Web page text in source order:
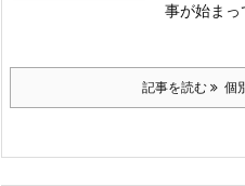
事が始まっ
記事を読む 個